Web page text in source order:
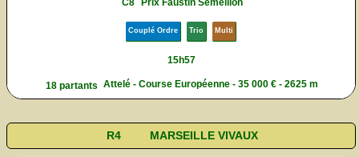
Couplé Ordre Trio Multi
15h57
18 partants Attelé - Course Européenne - 35 000 € - 2625 m
R4 MARSEILLE VIVAUX